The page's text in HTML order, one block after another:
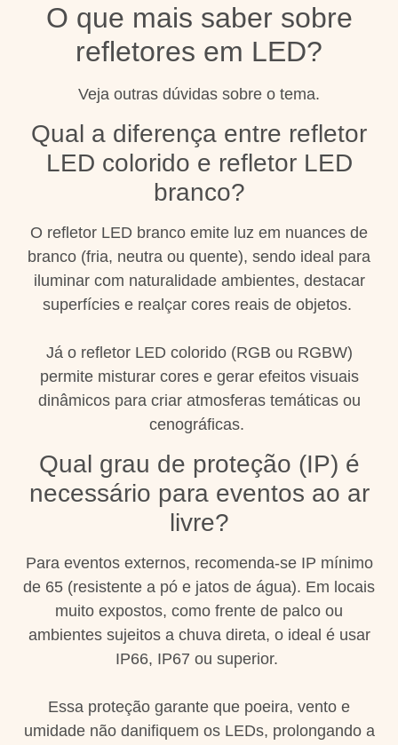
O que mais saber sobre
refletores em LED?
Veja outras dúvidas sobre o tema.
Qual a diferença entre refletor
LED colorido e refletor LED
branco?
O refletor LED branco emite luz em nuances de
branco (fria, neutra ou quente), sendo ideal para
iluminar com naturalidade ambientes, destacar
superfícies e realçar cores reais de objetos.
Já o refletor LED colorido (RGB ou RGBW)
permite misturar cores e gerar efeitos visuais
dinâmicos para criar atmosferas temáticas ou
cenográficas.
Qual grau de proteção (IP) é
necessário para eventos ao ar
livre?
Para eventos externos, recomenda-se IP mínimo
de 65 (resistente a pó e jatos de água). Em locais
muito expostos, como frente de palco ou
ambientes sujeitos a chuva direta, o ideal é usar
IP66, IP67 ou superior.
Essa proteção garante que poeira, vento e
umidade não danifiquem os LEDs, prolongando a